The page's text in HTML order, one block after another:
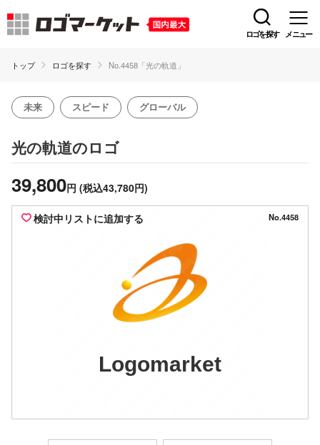
ロゴを探す メニュー
トップ ロゴを探す No.4458「光の軌道」
未来 スピード グローバル
光の軌道のロゴ
39,800円 (税込43,780円)
検討中リストに追加する No.4458
Logomarket